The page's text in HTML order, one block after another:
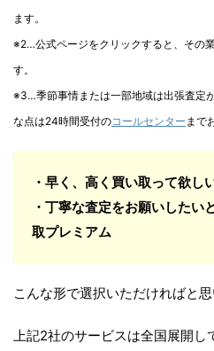
ます。
※2…公式ページをクリックすると、その
す。
※3…季節事情または一部地域は出張査定
な点は24時間受付のコールセンター まで
・早く、高く買い取って欲し
・丁寧な査定をお願いしたい
取プレミアム
こんな形で選択いただければと思
上記2社のサービスは全国展開し